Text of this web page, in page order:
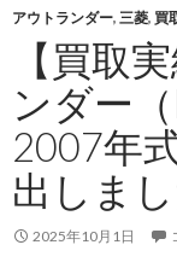
アウトランダー, 三菱, 買
【買取
ンダー
2007年
出しま
2025年10月1日